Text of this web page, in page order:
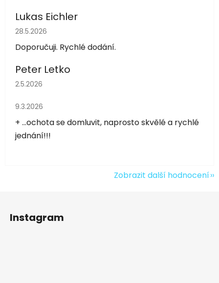
Lukas Eichler
Hodnocení obchodu je 5 z 5 hvězdiček.
28.5.2026
Doporučuji. Rychlé dodání.
Peter Letko
Hodnocení obchodu je 5 z 5 hvězdiček.
2.5.2026
Hodnocení obchodu je 5 z 5 hvězdiček.
9.3.2026
+ ...ochota se domluvit, naprosto skvělé a rychlé
jednání!!!
Zobrazit další hodnocení
Instagram